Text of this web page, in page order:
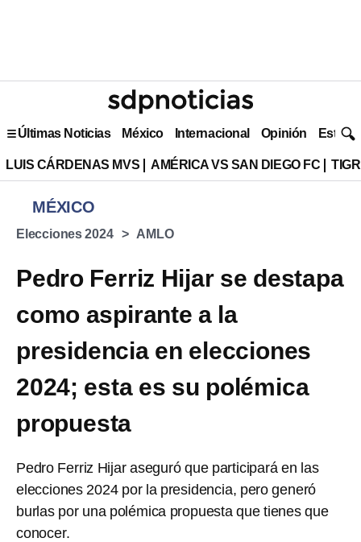
Últimas Noticias México Internacional Opinión Estilo
LUIS CÁRDENAS MVS AMÉRICA VS SAN DIEGO FC
MÉXICO
Elecciones 2024 AMLO
Pedro Ferriz Hijar se destapa
como aspirante a la
presidencia en elecciones
2024; esta es su polémica
propuesta
Pedro Ferriz Hijar aseguró que participará en las
elecciones 2024 por la presidencia, pero generó
burlas por una polémica propuesta que tienes que
conocer.